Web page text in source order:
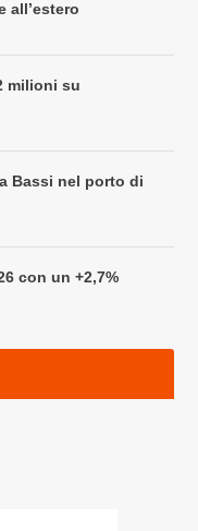
all’estero
milioni su
Bassi nel porto di
con un +2,7%